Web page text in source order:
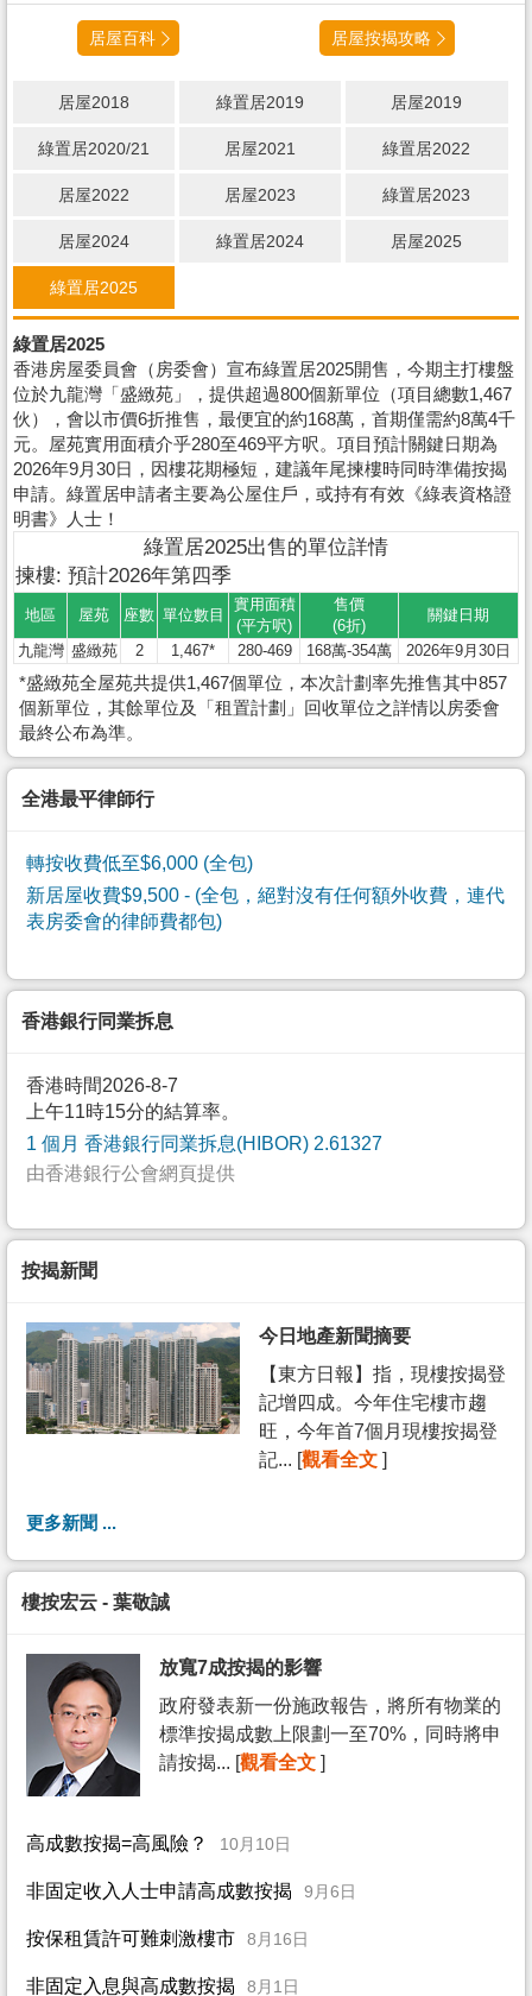
居屋百科 居屋按揭攻略
居屋2018 綠置居2019 居屋2019
綠置居2020/21 居屋2021 綠置居2022
居屋2022 居屋2023 綠置居2023
居屋2024 綠置居2024 居屋2025
綠置居2025
綠置居2025
香港房屋委員會（房委會）宣布綠置居2025開售，今期主打樓盤
位於九龍灣「盛緻苑」，提供超過800個新單位（項目總數1,467
伙），會以市價6折推售，最便宜的約168萬，首期僅需約8萬4千
元。屋苑實用面積介乎280至469平方呎。項目預計關鍵日期為
2026年9月30日，因樓花期極短，建議年尾揀樓時同時準備按揭
申請。綠置居申請者主要為公屋住戶，或持有有效《綠表資格證
明書》人士！
綠置居2025出售的單位詳情
揀樓: 預計2026年第四季
地區 屋苑 座數 單位數目
實用面積
(平方呎)
售價
(6折)
關鍵日期
九龍灣 盛緻苑 2 1,467* 280-469 168萬-354萬 2026年9月30日
*盛緻苑全屋苑共提供1,467個單位，本次計劃率先推售其中857
個新單位，其餘單位及「租置計劃」回收單位之詳情以房委會
最終公布為準。
全港最平律師行
轉按收費低至$6,000 (全包)
新居屋收費$9,500 - (全包，絕對沒有任何額外收費，連代
表房委會的律師費都包)
香港銀行同業拆息
香港時間2026-8-7
上午11時15分的結算率。
1 個月 香港銀行同業拆息(HIBOR) 2.61327
由香港銀行公會網頁提供
按揭新聞
今日地產新聞摘要
【東方日報】指，現樓按揭登
記增四成。今年住宅樓市趨
旺，今年首7個月現樓按揭登
記... [觀看全文 ]
更多新聞 ...
樓按宏云 - 葉敬誠
放寬7成按揭的影響
政府發表新一份施政報告，將所有物業的
標準按揭成數上限劃一至70%，同時將申
請按揭... [觀看全文 ]
高成數按揭=高風險？ 10月10日
非固定收入人士申請高成數按揭 9月6日
按保租賃許可難刺激樓市 8月16日
非固定入息與高成數按揭 8月1日